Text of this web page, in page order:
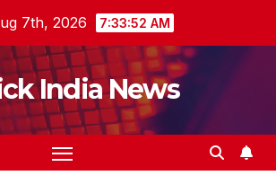
7th, 2026 7:33:53 AM
India News